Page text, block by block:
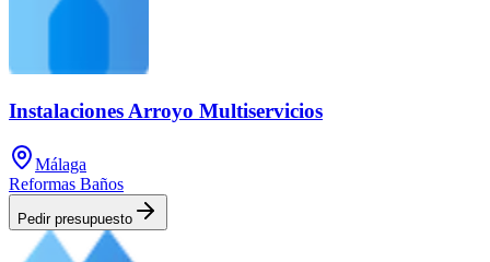
Instalaciones Arroyo Multiservicios
Málaga
Reformas Baños
Pedir presupuesto